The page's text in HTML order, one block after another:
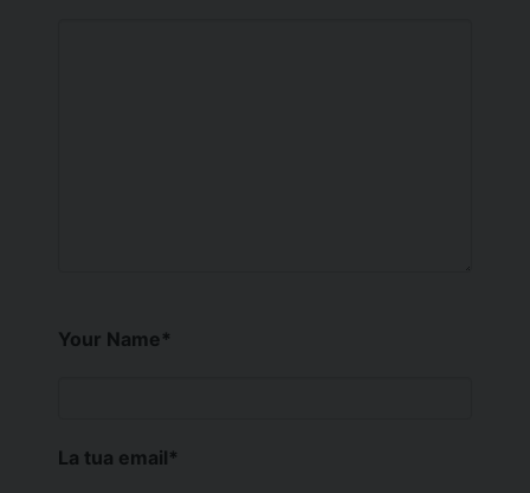
Your Name*
La tua email*